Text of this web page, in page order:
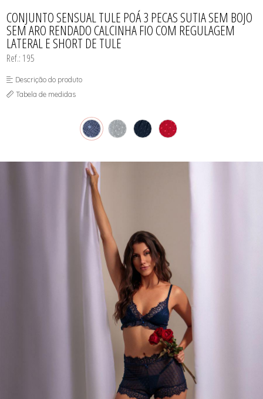
CONJUNTO SENSUAL TULE POÁ 3 PECAS SUTIA SEM BOJO
SEM ARO RENDADO CALCINHA FIO COM REGULAGEM
LATERAL E SHORT DE TULE
Ref.: 195
Descrição do produto
Tabela de medidas